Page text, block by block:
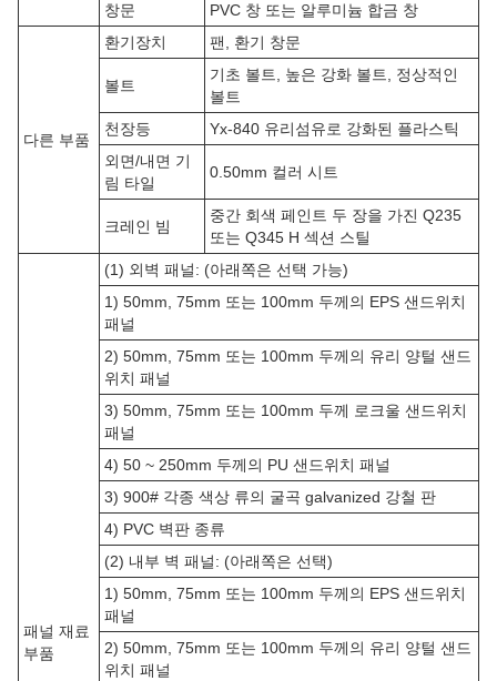
창문
PVC 창 또는 알루미늄 합금 창
다른 부품
환기장치 팬, 환기 창문
볼트
기초 볼트, 높은 강화 볼트, 정상적인
볼트
천장등
Yx-840 유리섬유로 강화된 플라스틱
외면/내면 기
림 타일
0.50mm 컬러 시트
크레인 빔
중간 회색 페인트 두 장을 가진 Q235
또는 Q345 H 섹션 스틸
패널 재료
부품
(1) 외벽 패널: (아래쪽은 선택 가능)
1) 50mm, 75mm 또는 100mm 두께의 EPS 샌드위치
패널
2) 50mm, 75mm 또는 100mm 두께의 유리 양털 샌드
위치 패널
3) 50mm, 75mm 또는 100mm 두께 로크울 샌드위치
패널
4) 50 ~ 250mm 두께의 PU 샌드위치 패널
3) 900# 각종 색상 류의 굴곡 galvanized 강철 판
4) PVC 벽판 종류
(2) 내부 벽 패널: (아래쪽은 선택)
1) 50mm, 75mm 또는 100mm 두께의 EPS 샌드위치
패널
2) 50mm, 75mm 또는 100mm 두께의 유리 양털 샌드
위치 패널